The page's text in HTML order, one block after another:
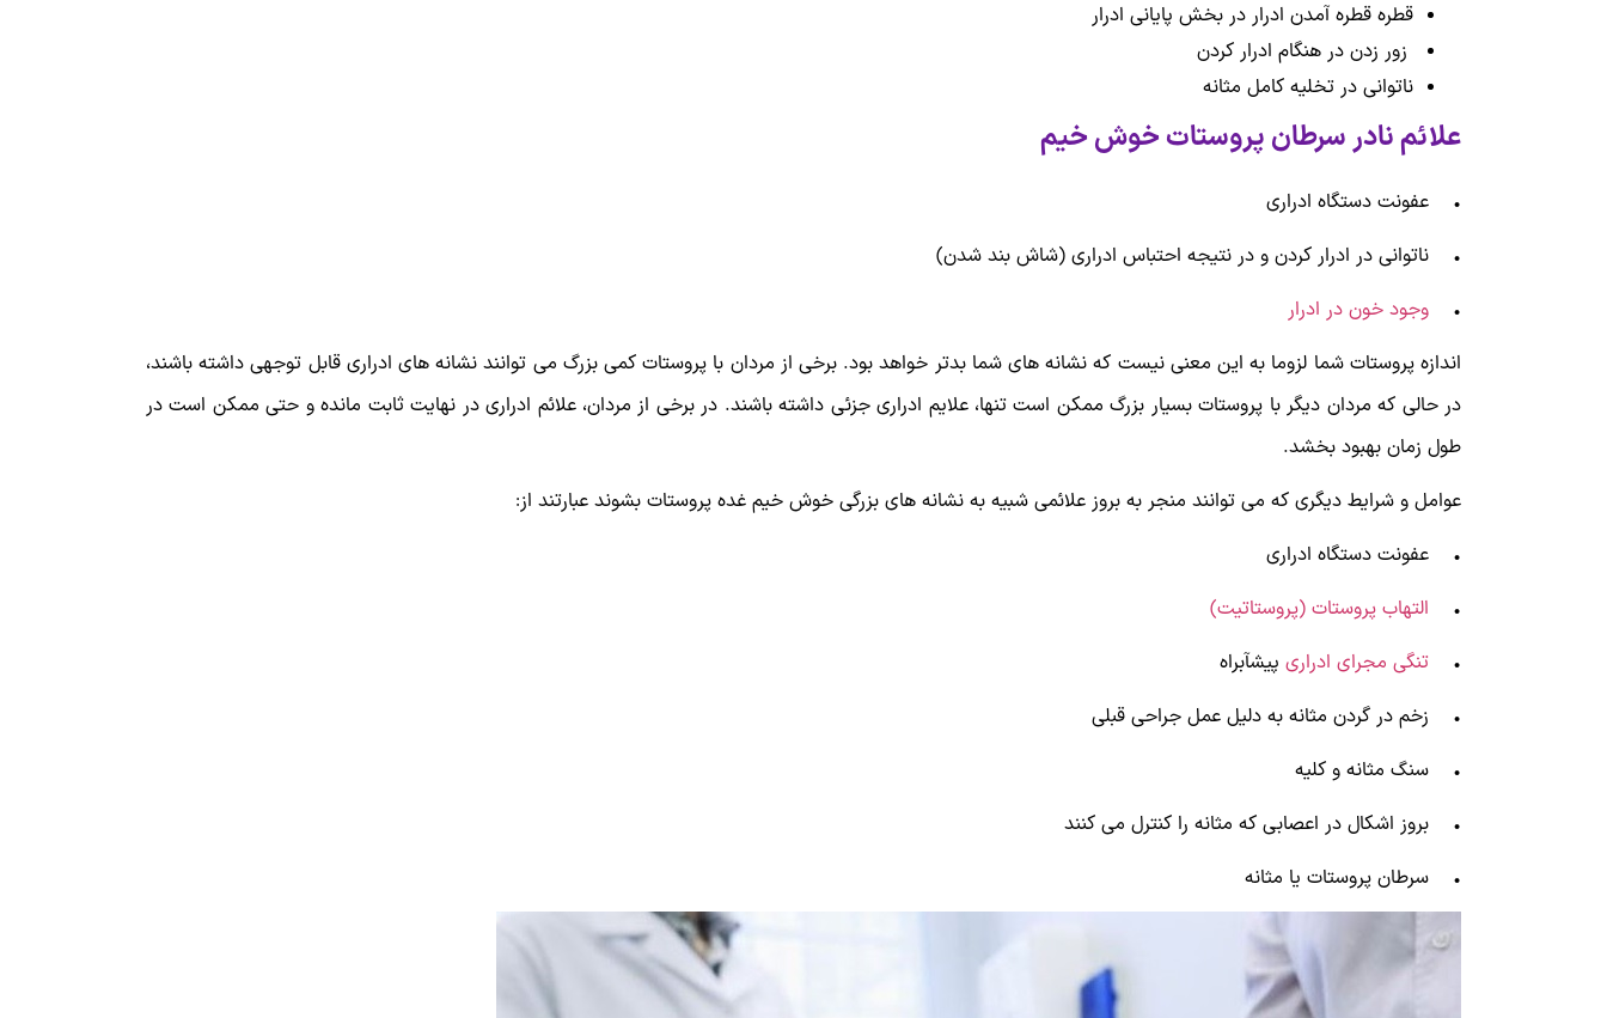
قطره قطره آمدن ادرار در بخش پایانی ادرار
زور زدن در هنگام ادرار کردن
ناتوانی در تخلیه کامل مثانه
علائم نادر سرطان پروستات خوش خیم
• عفونت دستگاه ادراری
• ناتوانی در ادرار کردن و در نتیجه احتباس ادراری (شاش بند شدن)
• وجود خون در ادرار
اندازه پروستات شما لزوما به این معنی نیست که نشانه های شما بدتر خواهد بود. برخی از مردان با پروستات کمی بزرگ می توانند نشانه های ادراری قابل توجهی داشته باشند،
در حالی که مردان دیگر با پروستات بسیار بزرگ ممکن است تنها، علایم ادراری جزئی داشته باشند. در برخی از مردان، علائم ادراری در نهایت ثابت مانده و حتی ممکن است در
طول زمان بهبود بخشد.
عوامل و شرایط دیگری که می توانند منجر به بروز علائمی شبیه به نشانه های بزرگی خوش خیم غده پروستات بشوند عبارتند از:
• عفونت دستگاه ادراری
•
التهاب پروستات (پروستاتیت)
• تنگی مجرای ادراری پیشآبراه
• زخم در گردن مثانه به دلیل عمل جراحی قبلی
• سنگ مثانه و کلیه
• بروز اشکال در اعصابی که مثانه را کنترل می کنند
• سرطان پروستات یا مثانه